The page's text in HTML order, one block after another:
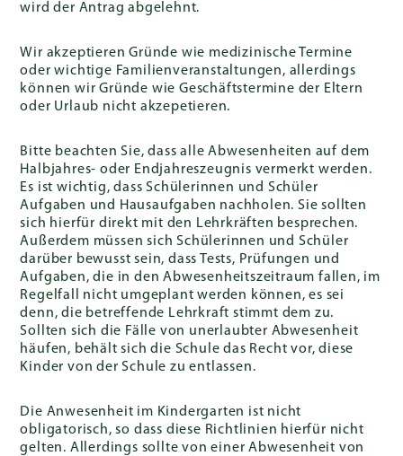
wird der Antrag abgelehnt.
Wir akzeptieren Gründe wie medizinische Termine
oder wichtige Familienveranstaltungen, allerdings
können wir Gründe wie Geschäftstermine der Eltern
oder Urlaub nicht akzepetieren.
Bitte beachten Sie, dass alle Abwesenheiten auf dem
Halbjahres- oder Endjahreszeugnis vermerkt werden.
Es ist wichtig, dass Schülerinnen und Schüler
Aufgaben und Hausaufgaben nachholen. Sie sollten
sich hierfür direkt mit den Lehrkräften besprechen.
Außerdem müssen sich Schülerinnen und Schüler
darüber bewusst sein, dass Tests, Prüfungen und
Aufgaben, die in den Abwesenheitszeitraum fallen, im
Regelfall nicht umgeplant werden können, es sei
denn, die betreffende Lehrkraft stimmt dem zu.
Sollten sich die Fälle von unerlaubter Abwesenheit
häufen, behält sich die Schule das Recht vor, diese
Kinder von der Schule zu entlassen.
Die Anwesenheit im Kindergarten ist nicht
obligatorisch, so dass diese Richtlinien hierfür nicht
gelten. Allerdings sollte von einer Abwesenheit von